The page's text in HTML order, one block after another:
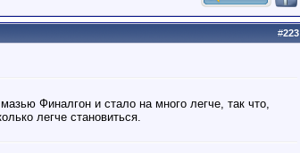
#223
Финалгон и стало на много легче, так что,
легче становиться.